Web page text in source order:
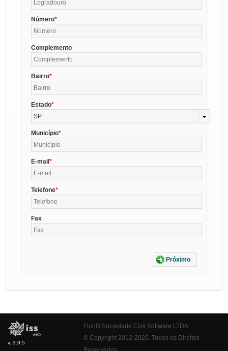
Número
Complemento
Bairro
Estado
SP
Município
E-mail
Telefone
Fax
Próximo
v. 3.9.5
Fiorilli Sociedade Civil Software LTDA
© Copyright 2012-2026. Todos os Direitos